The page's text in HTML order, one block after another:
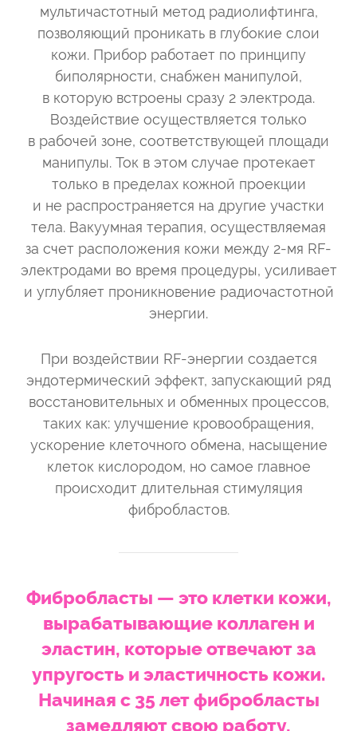
мультичастотный метод радиолифтинга,
позволяющий проникать в глубокие слои
кожи. Прибор работает по принципу
биполярности, снабжен манипулой,
в которую встроены сразу 2 электрода.
Воздействие осуществляется только
в рабочей зоне, соответствующей площади
манипулы. Ток в этом случае протекает
только в пределах кожной проекции
и не распространяется на другие участки
тела. Вакуумная терапия, осуществляемая
за счет расположения кожи между 2-мя RF-
электродами во время процедуры, усиливает
и углубляет проникновение радиочастотной
энергии.
При воздействии RF-энергии создается
эндотермический эффект, запускающий ряд
восстановительных и обменных процессов,
таких как: улучшение кровообращения,
ускорение клеточного обмена, насыщение
клеток кислородом, но самое главное
происходит длительная стимуляция
фибробластов.
Фибробласты — это клетки кожи,
вырабатывающие коллаген и
эластин, которые отвечают за
упругость и эластичность кожи.
Начиная с 35 лет фибробласты
замедляют свою работу,